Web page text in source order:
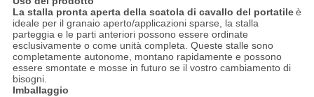
La stalla pronta aperta della scatola di cavallo del portatileè
ideale per il granaio aperto/applicazioni sparse, la stalla
parteggia e le parti anteriori possono essere ordinate
esclusivamente o come unità completa. Queste stalle sono
completamente autonome, montano rapidamente e possono
essere smontate e mosse in futuro se il vostro cambiamento di
bisogni.
Imballaggio